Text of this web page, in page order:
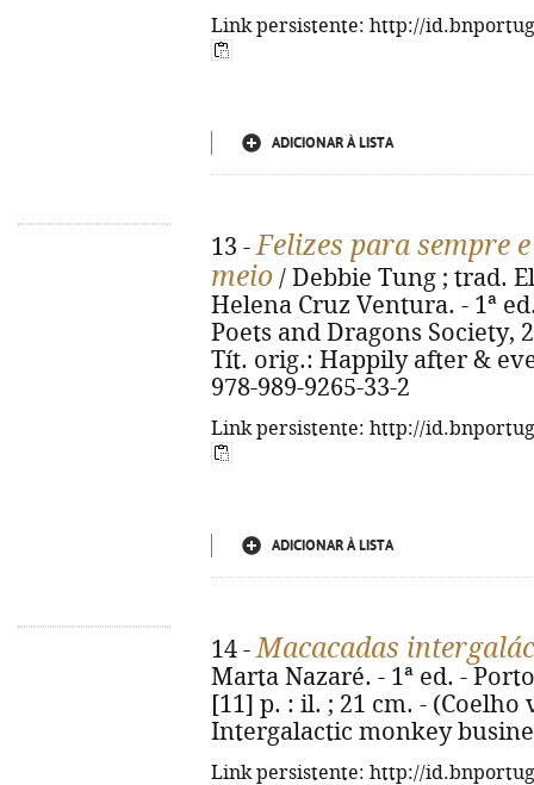
Link persistente: http://
ADICIONAR À LISTA
13 -Felizes para sempre
meio / Debbie Tung ; trad.
Helena Cruz Ventura. - 1ª
Poets and Dragons Society,
Tít. orig.: Happily after &
978-989-9265-33-2
Link persistente: http://
ADICIONAR À LISTA
14 -Macacadas
Marta Nazaré. - 1ª ed. -
[11] p. : il. ; 21 cm. -
Intergalactic monkey
Link persistente: http://